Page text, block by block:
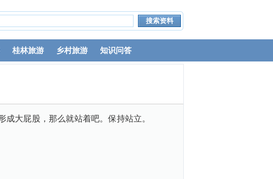
桂林旅游 乡村旅游 知识问答
大屁股，那么就站着吧。保持站立。